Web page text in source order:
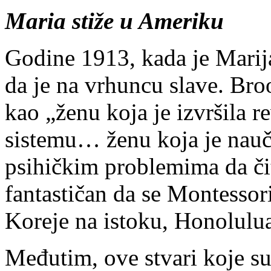
Maria stiže u Ameriku
Godine 1913, kada je
da je na vrhuncu slave.
kao „ženu koja je izvršila
sistemu… ženu koja je
psihičkim problemima da
fantastičan da se
Koreje na istoku,
Međutim, ove stvari koje